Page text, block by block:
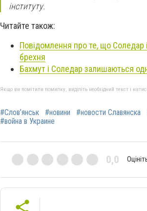
інституту.
Читайте також:
Повідомлення про те, що Соледар
брехня
Бахмут і Соледар залишаються
Якщо ви помітили помилку, виділіть необхідний текст і
#Слов’янськ #новини #новости Славянска
#война в Украине
0,0